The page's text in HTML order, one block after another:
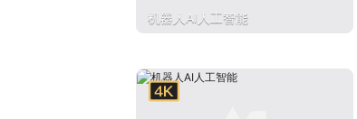
机器人AI人工智能